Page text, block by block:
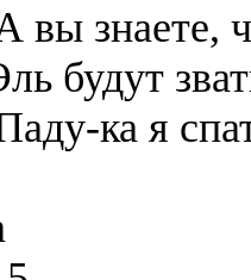
вы знаете,
будут
ка я